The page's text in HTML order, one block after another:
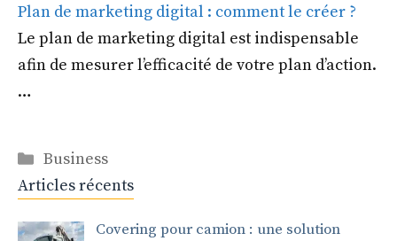
Plan de marketing digital : comment le créer ?
Le plan de marketing digital est indispensable
afin de mesurer l’efficacité de votre plan d’action.
…
Catégories
Business
Articles récents
Covering pour camion : une solution